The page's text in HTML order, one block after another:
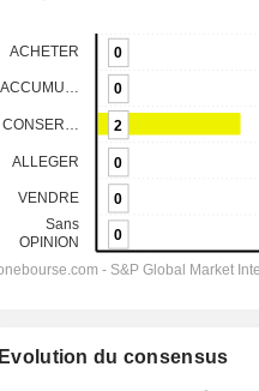
Evolution du consensus